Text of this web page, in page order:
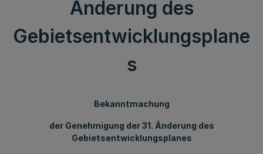
Änderung des
Gebietsentwicklungsplane
s
Bekanntmachung
der Genehmigung der 31. Änderung des
Gebietsentwicklungsplanes